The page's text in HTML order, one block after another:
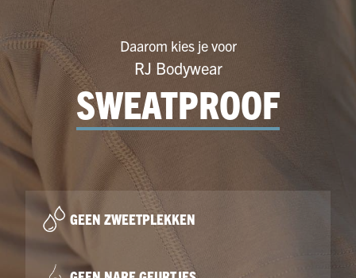
Daarom kies je voor
RJ Bodywear
SWEATPROOF
GEEN ZWEETPLEKKEN